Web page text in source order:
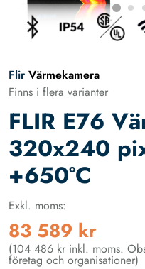
Flir Värmekamera
Finns i flera varianter
FLIR E76
320x240
+650°C
Exkl. moms:
83 589 kr
(104 486 kr inkl. moms.
företag och organisationer)